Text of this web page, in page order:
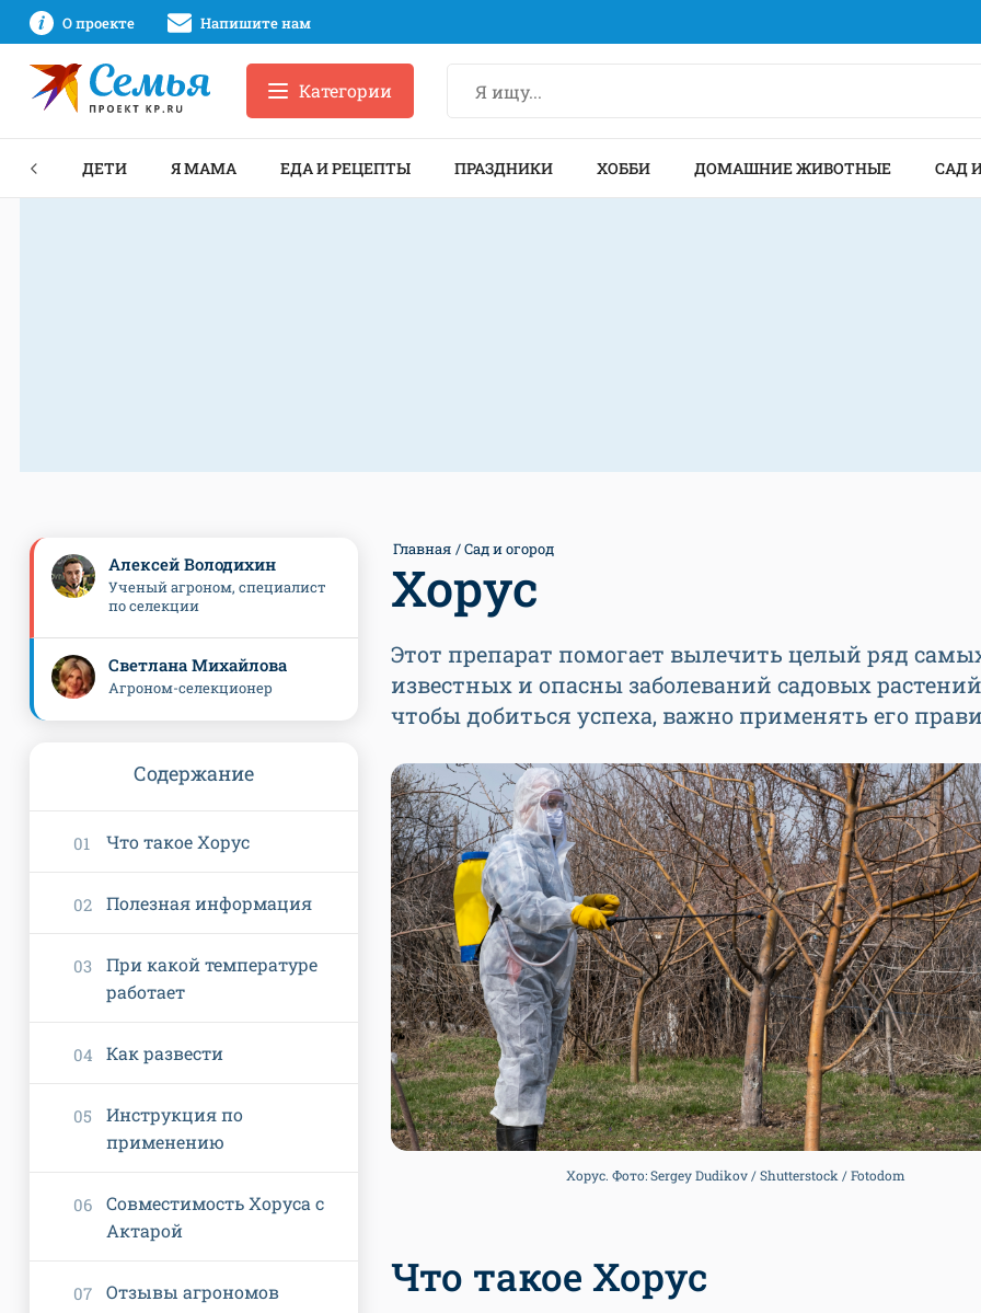
О проекте Напишите нам
Категории
ДЕТИ Я МАМА ЕДА И РЕЦЕПТЫ ПРАЗДНИКИ ХОББИ ДОМАШНИЕ ЖИВОТНЫЕ САД
Главная Сад и огород
Хорус
Этот препарат помогает вылечить целый ряд
известных и опасны заболеваний садовых
чтобы добиться успеха, важно применять его
Хорус. Фото: Sergey Dudikov / Shutterstock / Fotodom
Что такое Хорус
Алексей Володихин
Ученый агроном, специалист
по селекции
Светлана Михайлова
Агроном-селекционер
Содержание
Что такое Хорус
Полезная информация
При какой температуре
работает
Как развести
Инструкция по
применению
Совместимость Хоруса с
Актарой
Отзывы агрономов